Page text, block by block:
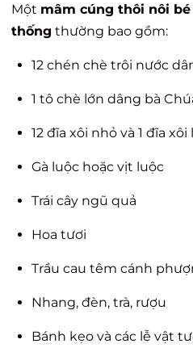
Một mâm cúng thôi nôi
thống thường bao gồm:
12 chén chè trôi nước
1 tô chè lớn dâng bà
12 đĩa xôi nhỏ và 1 đĩa xôi
Gà luộc hoặc vịt luộc
Trái cây ngũ quả
Hoa tươi
Trầu cau têm cánh
Nhang, đèn, trà, rượu
Bánh kẹo và các lễ vật